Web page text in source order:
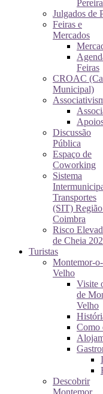
Pereira
Julgados de
Feiras e
Mercados
Feiras
CROAC
Municipal)
Discussão
Pública
Espaço de
Coworking
Sistema
Transportes
(SIT)
Coimbra
Risco
de Cheia
Turistas
Montemor-o-
Velho
Visite
de
Velho
Como
Descobrir
Montemor